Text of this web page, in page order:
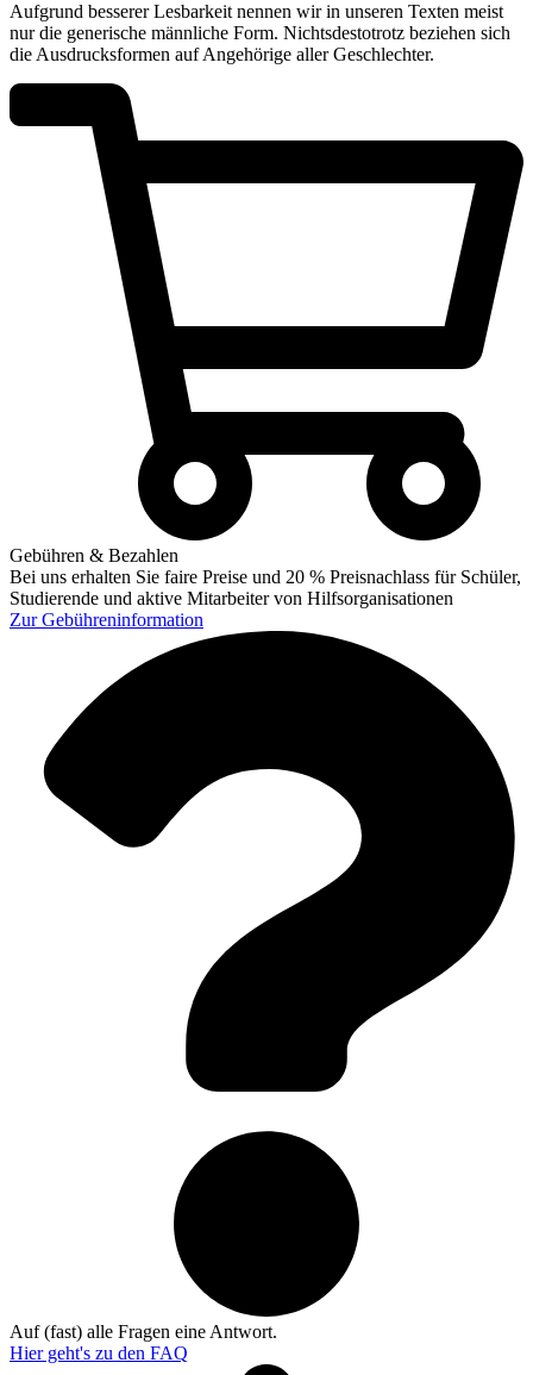
Aufgrund besserer Lesbarkeit nennen wir in unseren Texten meist
nur die generische männliche Form. Nichtsdestotrotz beziehen sich
die Ausdrucksformen auf Angehörige aller Geschlechter.
Gebühren & Bezahlen
Bei uns erhalten Sie faire Preise und 20 % Preisnachlass für Schüler,
Studierende und aktive Mitarbeiter von Hilfsorganisationen
ZurGebühreninformation
Auf (fast) alle Fragen eine Antwort.
Hier geht's zu den FAQ